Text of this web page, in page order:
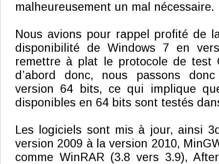
malheureusement un mal nécessaire.
Nous avions pour rappel profité de
disponibilité de Windows 7 en
remettre à plat le protocole de test
d’abord donc, nous passons
version 64 bits, ce qui implique
disponibles en 64 bits sont testés
Les logiciels sont mis à jour, ainsi
version 2009 à la version 2010,
comme WinRAR (3.8 vers 3.9),